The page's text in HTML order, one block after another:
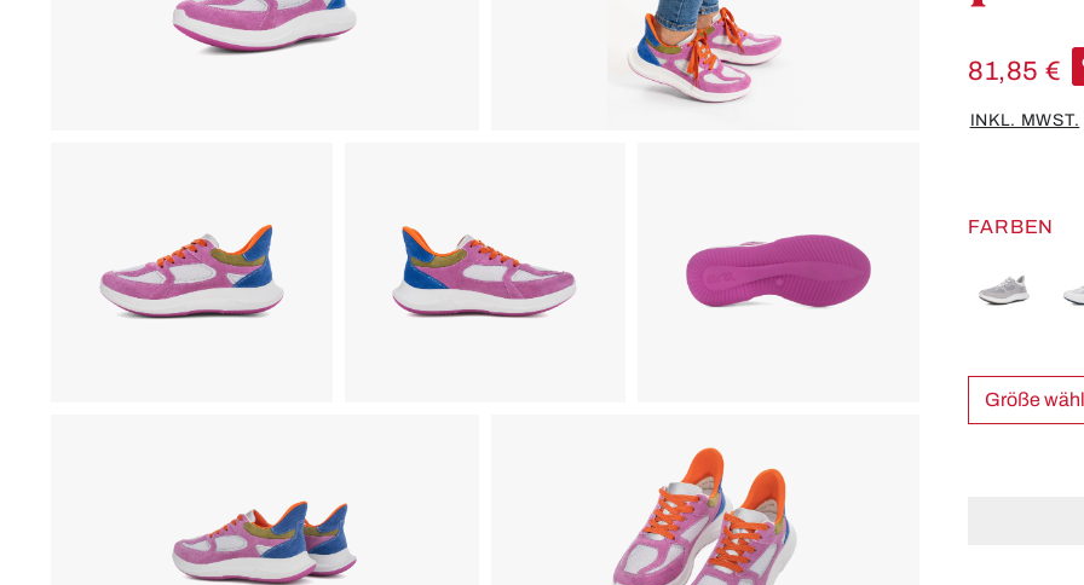
81,85 €
INKL. MWST.
FARBEN
Größe